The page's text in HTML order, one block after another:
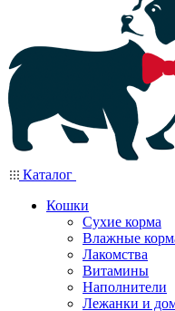
Каталог
Кошки
Сухие корма
Влажные
Лакомства
Витамины
Наполнители
Лежанки и